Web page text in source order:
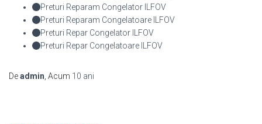
Preturi Reparam Congelator ILFOV
Preturi Reparam Congelatoare ILFOV
Preturi Repar Congelator ILFOV
Preturi Repar Congelatoare ILFOV
Deadmin, Acum 10 ani